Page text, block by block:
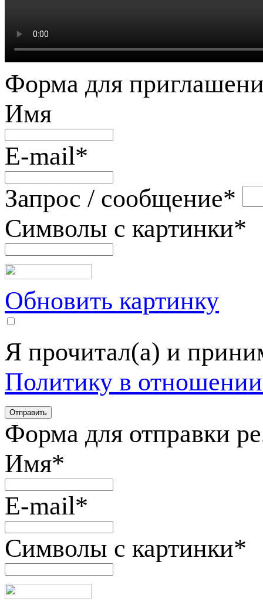
Форма для
Имя
E-mail*
Запрос / сообщение*
Символы с картинки*
Обновить картинку
Я прочитал(а) и
Политику в
Форма для отправки
Имя*
E-mail*
Символы с картинки*